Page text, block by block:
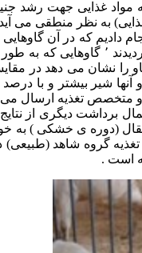
به نظر منطقی می
شیر بیشتر و با
برداشت دیگری از
است .